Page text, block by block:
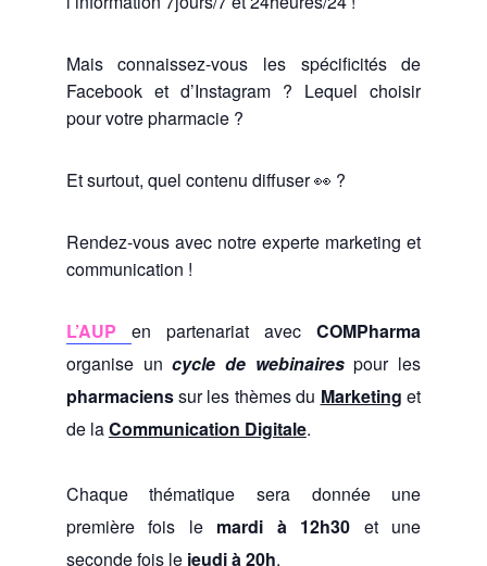
Mais connaissez-vous les spécificités de
Facebook et d’Instagram ? Lequel choisir
pour votre pharmacie ?
Et surtout, quel contenu diffuser 👀 ?
Rendez-vous avec notre experte marketing et
communication !
L’AUP en partenariat avecCOMPharma
organise uncycle de webinairespour les
pharmacienssur les thèmes du Marketing et
de laCommunication Digitale.
Chaque thématique sera donnée une
première fois le mardi à 12h30 et une
seconde fois lejeudi à 20h.